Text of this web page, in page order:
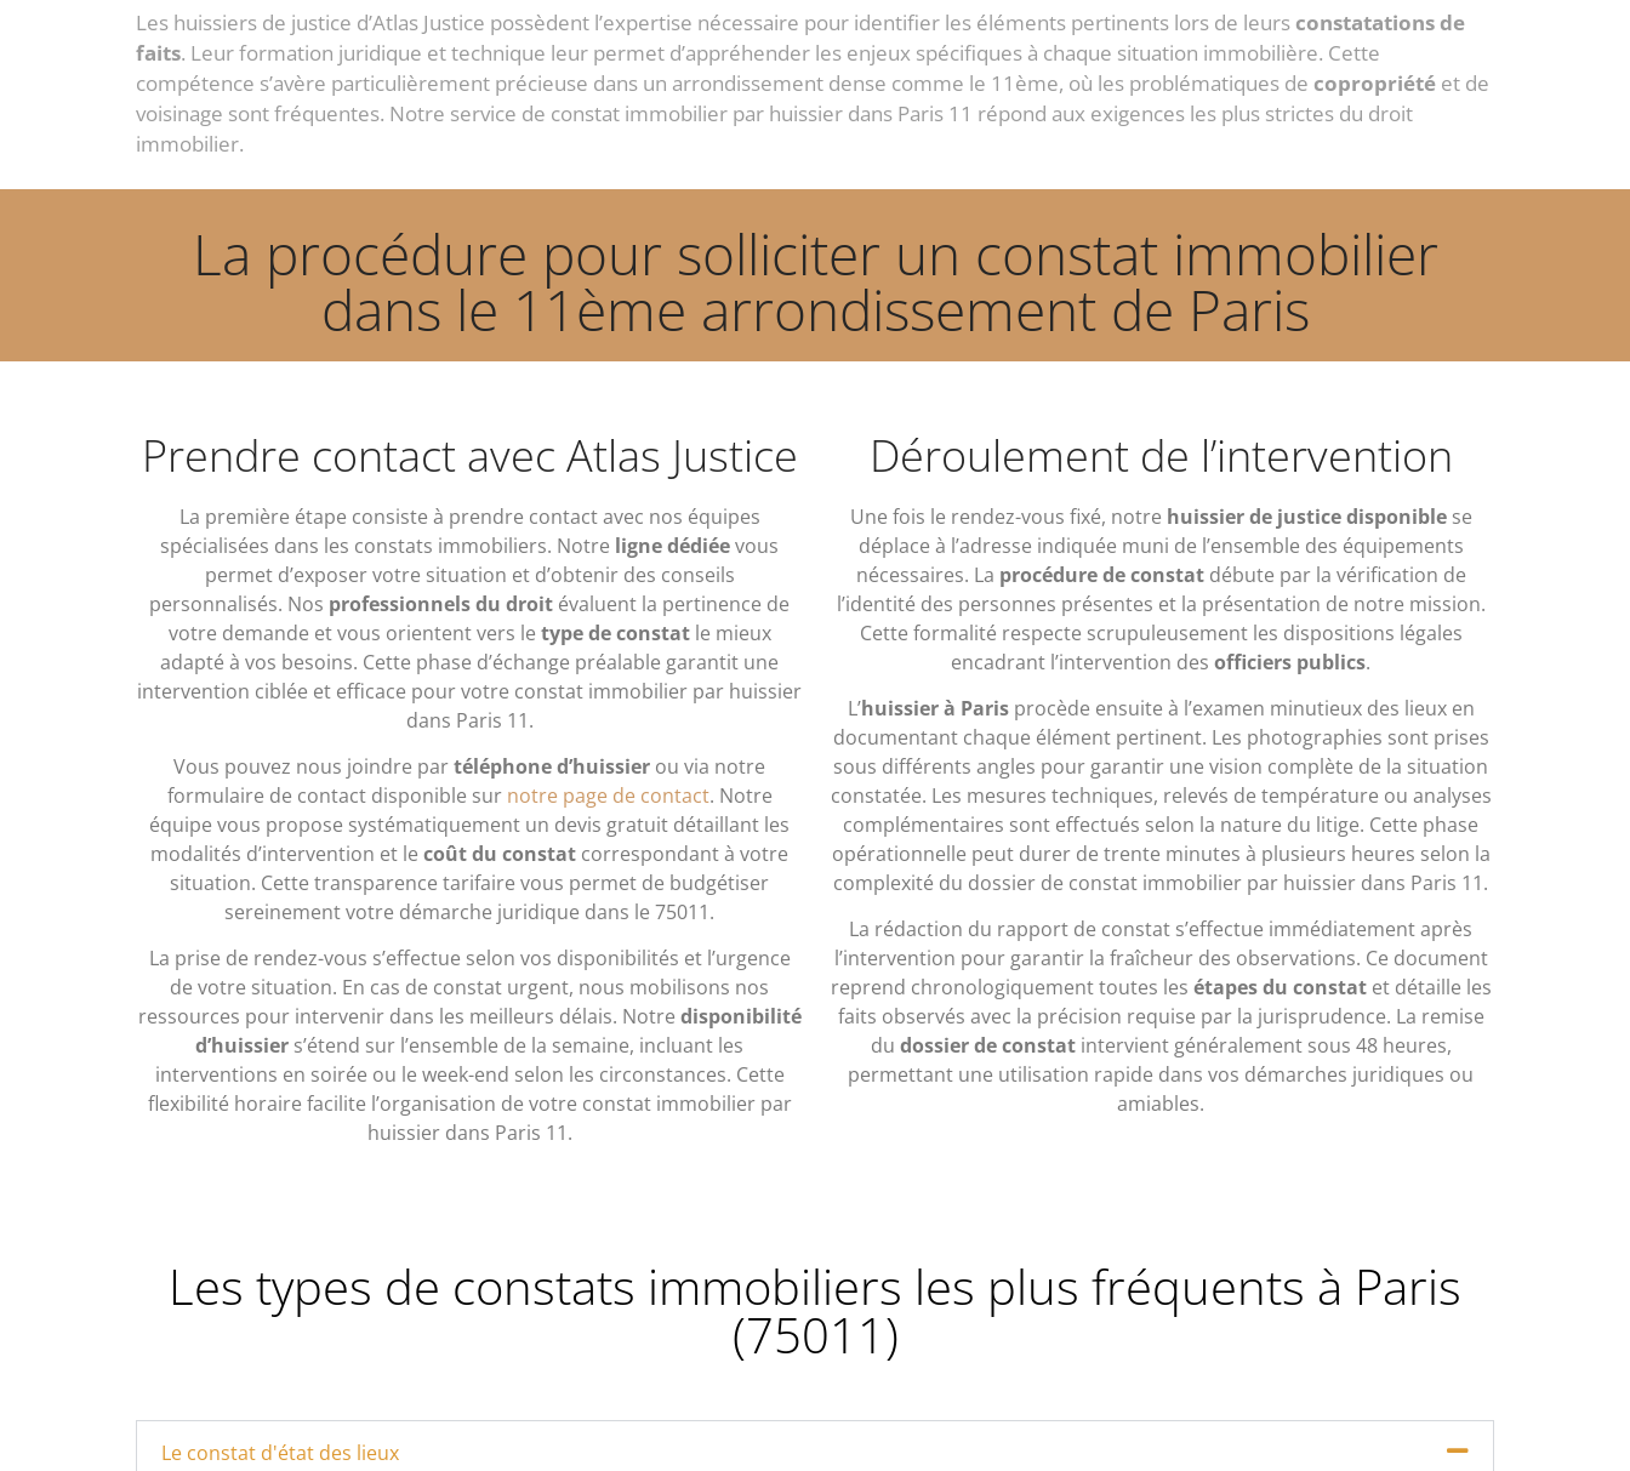
Les huissiers de justice d’Atlas Justice possèdent l’expertise nécessaire pour identifier les éléments pertinents lors de leurs constatations de
faits. Leur formation juridique et technique leur permet d’appréhender les enjeux spécifiques à chaque situation immobilière. Cette
compétence s’avère particulièrement précieuse dans un arrondissement dense comme le 11ème, où les problématiques de copropriété et de
voisinage sont fréquentes. Notre service de constat immobilier par huissier dans Paris 11 répond aux exigences les plus strictes du droit
immobilier.
La procédure pour solliciter un constat immobilier
dans le 11ème arrondissement de Paris
Prendre contact avec Atlas Justice
La première étape consiste à prendre contact avec nos équipes
spécialisées dans les constats immobiliers. Notre ligne dédiéevous
permet d’exposer votre situation et d’obtenir des conseils
personnalisés. Nos professionnels du droit évaluent la pertinence de
votre demande et vous orientent vers le type de constatle mieux
adapté à vos besoins. Cette phase d’échange préalable garantit une
intervention ciblée et efficace pour votre constat immobilier par huissier
dans Paris 11.
Vous pouvez nous joindre partéléphone d’huissier ou via notre
formulaire de contact disponible sur notre page de contact. Notre
équipe vous propose systématiquement un devis gratuit détaillant les
modalités d’intervention et le coût du constat correspondant à votre
situation. Cette transparence tarifaire vous permet de budgétiser
sereinement votre démarche juridique dans le 75011.
La prise de rendez-vous s’effectue selon vos disponibilités et l’urgence
de votre situation. En cas de constat urgent, nous mobilisons nos
ressources pour intervenir dans les meilleurs délais. Notre disponibilité
d’huissier s’étend sur l’ensemble de la semaine, incluant les
interventions en soirée ou le week-end selon les circonstances. Cette
flexibilité horaire facilite l’organisation de votre constat immobilier par
huissier dans Paris 11.
Déroulement de l’intervention
Une fois le rendez-vous fixé, notre huissier de justice disponiblese
déplace à l’adresse indiquée muni de l’ensemble des équipements
nécessaires. La procédure de constatdébute par la vérification de
l’identité des personnes présentes et la présentation de notre mission.
Cette formalité respecte scrupuleusement les dispositions légales
encadrant l’intervention des officiers publics.
L’huissier à Parisprocède ensuite à l’examen minutieux des lieux en
documentant chaque élément pertinent. Les photographies sont prises
sous différents angles pour garantir une vision complète de la situation
constatée. Les mesures techniques, relevés de température ou analyses
complémentaires sont effectués selon la nature du litige. Cette phase
opérationnelle peut durer de trente minutes à plusieurs heures selon la
complexité du dossier de constat immobilier par huissier dans Paris 11.
La rédaction du rapport de constat s’effectue immédiatement après
l’intervention pour garantir la fraîcheur des observations. Ce document
reprend chronologiquement toutes les étapes du constatet détaille les
faits observés avec la précision requise par la jurisprudence. La remise
du dossier de constatintervient généralement sous 48 heures,
permettant une utilisation rapide dans vos démarches juridiques ou
amiables.
Les types de constats immobiliers les plus fréquents à Paris
(75011)
Le constat d'état des lieux